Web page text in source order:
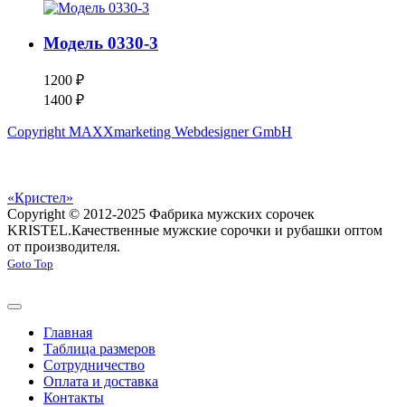
Модель 0330-3
1200 ₽
1400 ₽
Copyright MAXXmarketing Webdesigner GmbH
«Кристел»
Copyright © 2012-2025 Фабрика мужских сорочек
KRISTEL.Качественные мужские сорочки и рубашки оптом
от производителя.
Goto Top
Главная
Таблица размеров
Сотрудничество
Оплата и доставка
Контакты